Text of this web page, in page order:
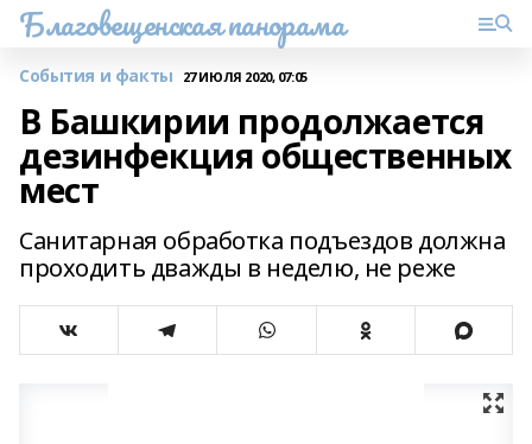
Благовещенская панорама
События и факты 27 ИЮЛЯ 2020, 07:05
В Башкирии продолжается
дезинфекция общественных
мест
Санитарная обработка подъездов должна
проходить дважды в неделю, не реже